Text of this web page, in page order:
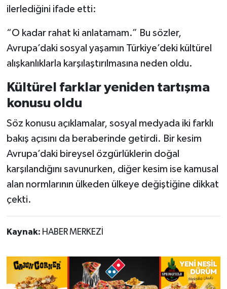
ilerlediğini ifade etti:
“O kadar rahat ki anlatamam.” Bu sözler,
Avrupa’daki sosyal yaşamın Türkiye’deki kültürel
alışkanlıklarla karşılaştırılmasına neden oldu.
Kültürel farklar yeniden tartışma
konusu oldu
Söz konusu açıklamalar, sosyal medyada iki farklı
bakış açısını da beraberinde getirdi. Bir kesim
Avrupa’daki bireysel özgürlüklerin doğal
karşılandığını savunurken, diğer kesim ise kamusal
alan normlarının ülkeden ülkeye değiştiğine dikkat
çekti.
Kaynak: HABER MERKEZİ